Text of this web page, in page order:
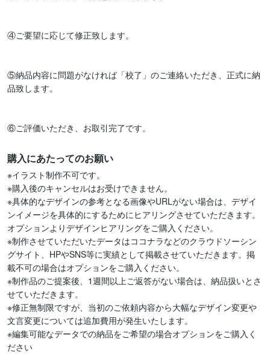
④ご要望に応じて修正致します。
⑤納品内容に問題がなければ「校了」のご連絡いただき、正式に納
品致します。
購入にあたってのお願い
※イラスト制作不可です。
※購入後のキャンセルはお受けできません。
※具体的なデザインの参考となる画像やURLがない場合は、デザイ
ンイメージを具体的にするためにヒアリングさせていただきます。
オプションよりデザインヒアリングをご購入ください。
※制作させていただいたデータはココナラなどのクラウドソーシン
グサイト、HPやSNS等に実績として掲載させていただきます。掲
載不可の場合はオプションをご購入ください。
※制作品のご提案後、1週間以上ご返答がない場合は、納品扱いとさ
せていただきます。
※修正無制限ですが、当初のご依頼内容から大幅なデザイン変更や
文言変更については追加費用が発生いたします。
※編集可能なデータでの納品をご希望の場合オプションをご購入く
ださい